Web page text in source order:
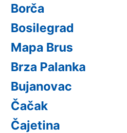
Borča
Bosilegrad
Mapa Brus
Brza Palanka
Bujanovac
Čačak
Čajetina